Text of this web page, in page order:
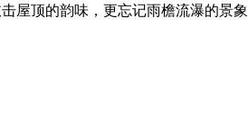
屋顶的韵味，更忘记雨檐流瀑的